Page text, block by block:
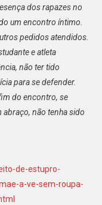
dos rapazes no
um encontro íntimo.
pedidos atendidos.
e atleta
não ter tido
para se defender.
do encontro, se
não tenha sido
de-estupro-
a-ve-sem-roupa-